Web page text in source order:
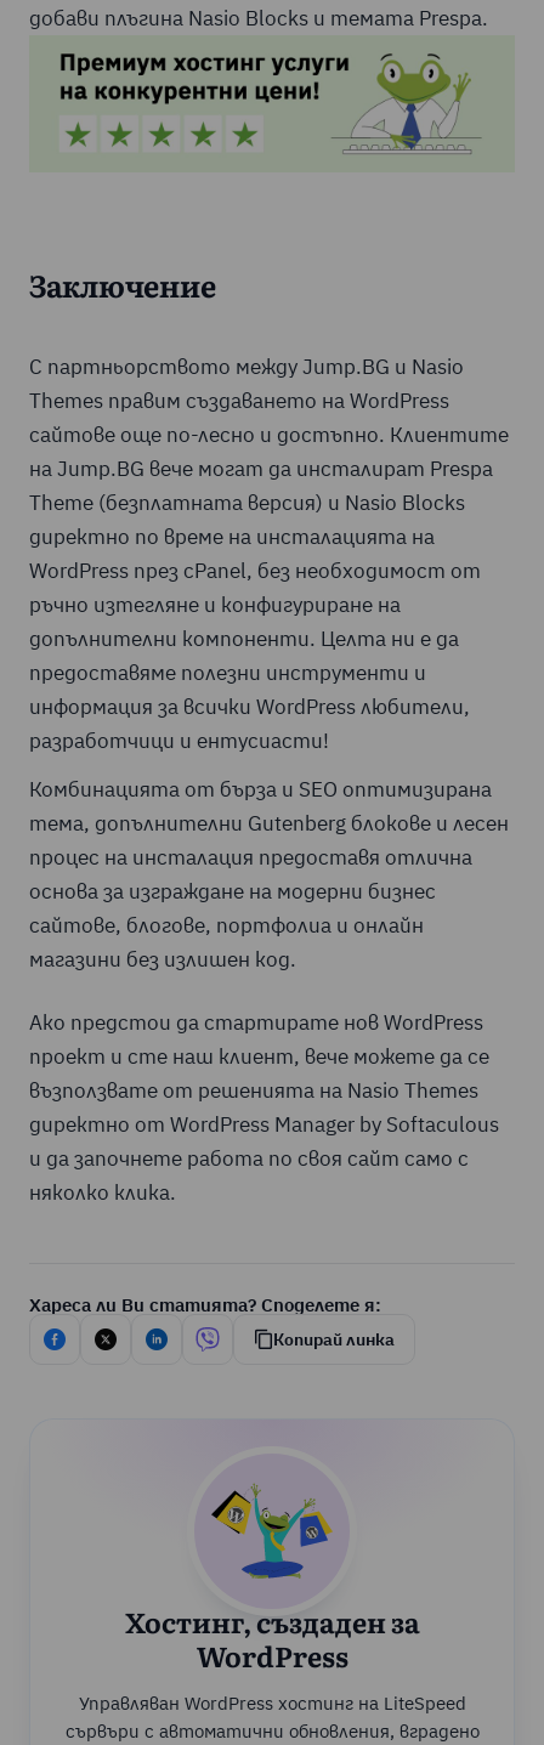
добави плъгина Nasio Blocks и темата Prespa.
Заключение
С партньорството между Jump.BG и Nasio
Themes правим създаването на WordPress
сайтове още по-лесно и достъпно. Клиентите
на Jump.BG вече могат да инсталират Prespa
Theme (безплатната версия) и Nasio Blocks
директно по време на инсталацията на
WordPress през cPanel, без необходимост от
ръчно изтегляне и конфигуриране на
допълнителни компоненти. Целта ни е да
предоставяме полезни инструменти и
информация за всички WordPress любители,
разработчици и ентусиасти!
Комбинацията от бърза и SEO оптимизирана
тема, допълнителни Gutenberg блокове и лесен
процес на инсталация предоставя отлична
основа за изграждане на модерни бизнес
сайтове, блогове, портфолиа и онлайн
магазини без излишен код.
Ако предстои да стартирате нов WordPress
проект и сте наш клиент, вече можете да се
възползвате от решенията на Nasio Themes
директно от WordPress Manager by Softaculous
и да започнете работа по своя сайт само с
няколко клика.
Хареса ли Ви статията? Споделете я:
Копирай линка
Хостинг, създаден за
WordPress
Управляван WordPress хостинг на LiteSpeed
сървъри с автоматични обновления, вградено